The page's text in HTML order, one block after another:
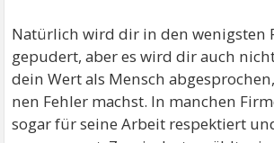
Natürlich wird dir in den wenigsten
gepudert, aber es wird dir auch
dein Wert als Mensch
nen Fehler machst. In manchen
sogar für seine Arbeit respektiert